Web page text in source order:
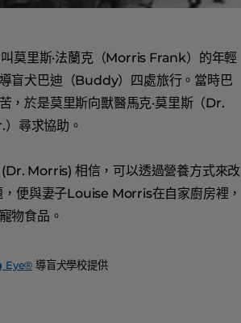
莫里斯·法蘭克（Morris Frank）的年輕
盲犬巴迪（Buddy）四處旅行。當時巴
，於是莫里斯向獸醫馬克·莫里斯（Dr.
尋求協助。
Morris) 相信，可以透過營養方式來改
便與妻子Louise Morris在自家廚房裡，
物食品。
Eye® 導盲犬學校提供